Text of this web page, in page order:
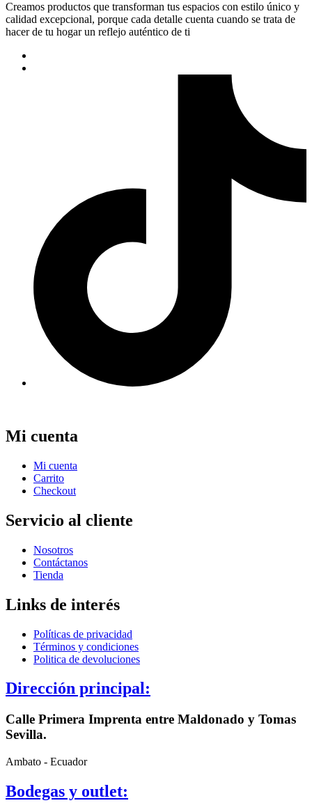
Creamos productos que transforman tus espacios con estilo único y
calidad excepcional, porque cada detalle cuenta cuando se trata de
hacer de tu hogar un reflejo auténtico de ti
Mi cuenta
Mi cuenta
Carrito
Checkout
Servicio al cliente
Nosotros
Contáctanos
Tienda
Links de interés
Políticas de privacidad
Términos y condiciones
Politica de devoluciones
Dirección principal:
Calle Primera Imprenta entre Maldonado y Tomas
Sevilla.
Ambato - Ecuador
Bodegas y outlet: